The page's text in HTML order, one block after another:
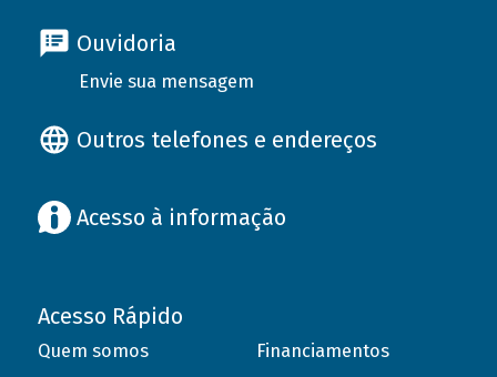
Ouvidoria
Envie sua mensagem
Outros telefones e endereços
Acesso à informação
Acesso Rápido
Quem somos
Financiamentos